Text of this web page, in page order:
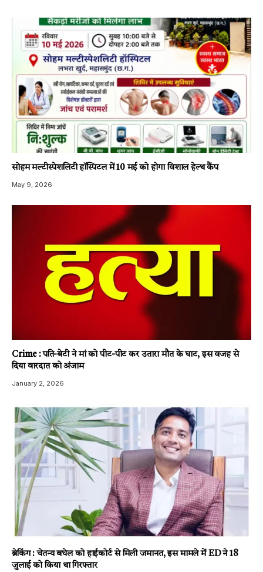
सोहम मल्टीस्पेशलिटी हॉस्पिटल में 10 मई को होगा विशाल हेल्थ कैंप
May 9, 2026
Crime : पति-बेटी ने मां को पीट-पीट कर उतारा मौत के घाट, इस वजह से
दिया वारदात को अंजाम
January 2, 2026
ब्रेकिंग : चेतन्य बघेल को हाईकोर्ट से मिली जमानत, इस मामले में ED ने 18
जुलाई को किया था गिरफ्तार